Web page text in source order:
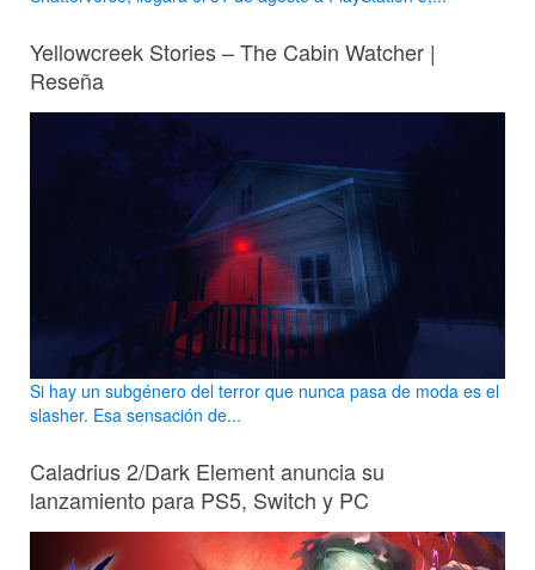
Yellowcreek Stories – The Cabin Watcher |
Reseña
Si hay un subgénero del terror que nunca pasa de moda es el
slasher. Esa sensación de...
Caladrius 2/Dark Element anuncia su
lanzamiento para PS5, Switch y PC